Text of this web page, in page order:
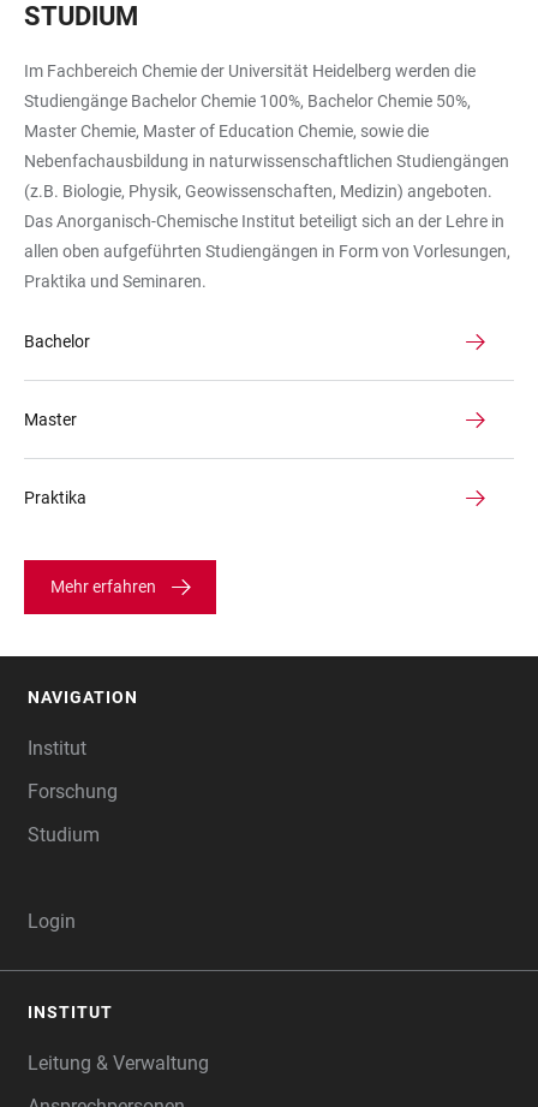
in
Bibliothek
STUDIUM
Im Fachbereich Chemie der Universität Heidelberg werden die
Studiengänge Bachelor Chemie 100%, Bachelor Chemie 50%,
Master Chemie, Master of Education Chemie, sowie die
Nebenfachausbildung in naturwissenschaftlichen Studiengängen
(z.B. Biologie, Physik, Geowissenschaften, Medizin) angeboten.
Das Anorganisch-Chemische Institut beteiligt sich an der Lehre in
allen oben aufgeführten Studiengängen in Form von Vorlesungen,
Praktika und Seminaren.
Bachelor
Master
Praktika
Mehr erfahren
NAVIGATION
Institut
Forschung
Studium
Login
INSTITUT
Leitung & Verwaltung